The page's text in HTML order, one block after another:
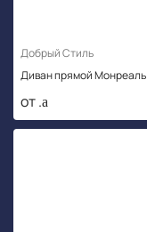
Добрый Стиль
Диван прямой Монреаль
от .